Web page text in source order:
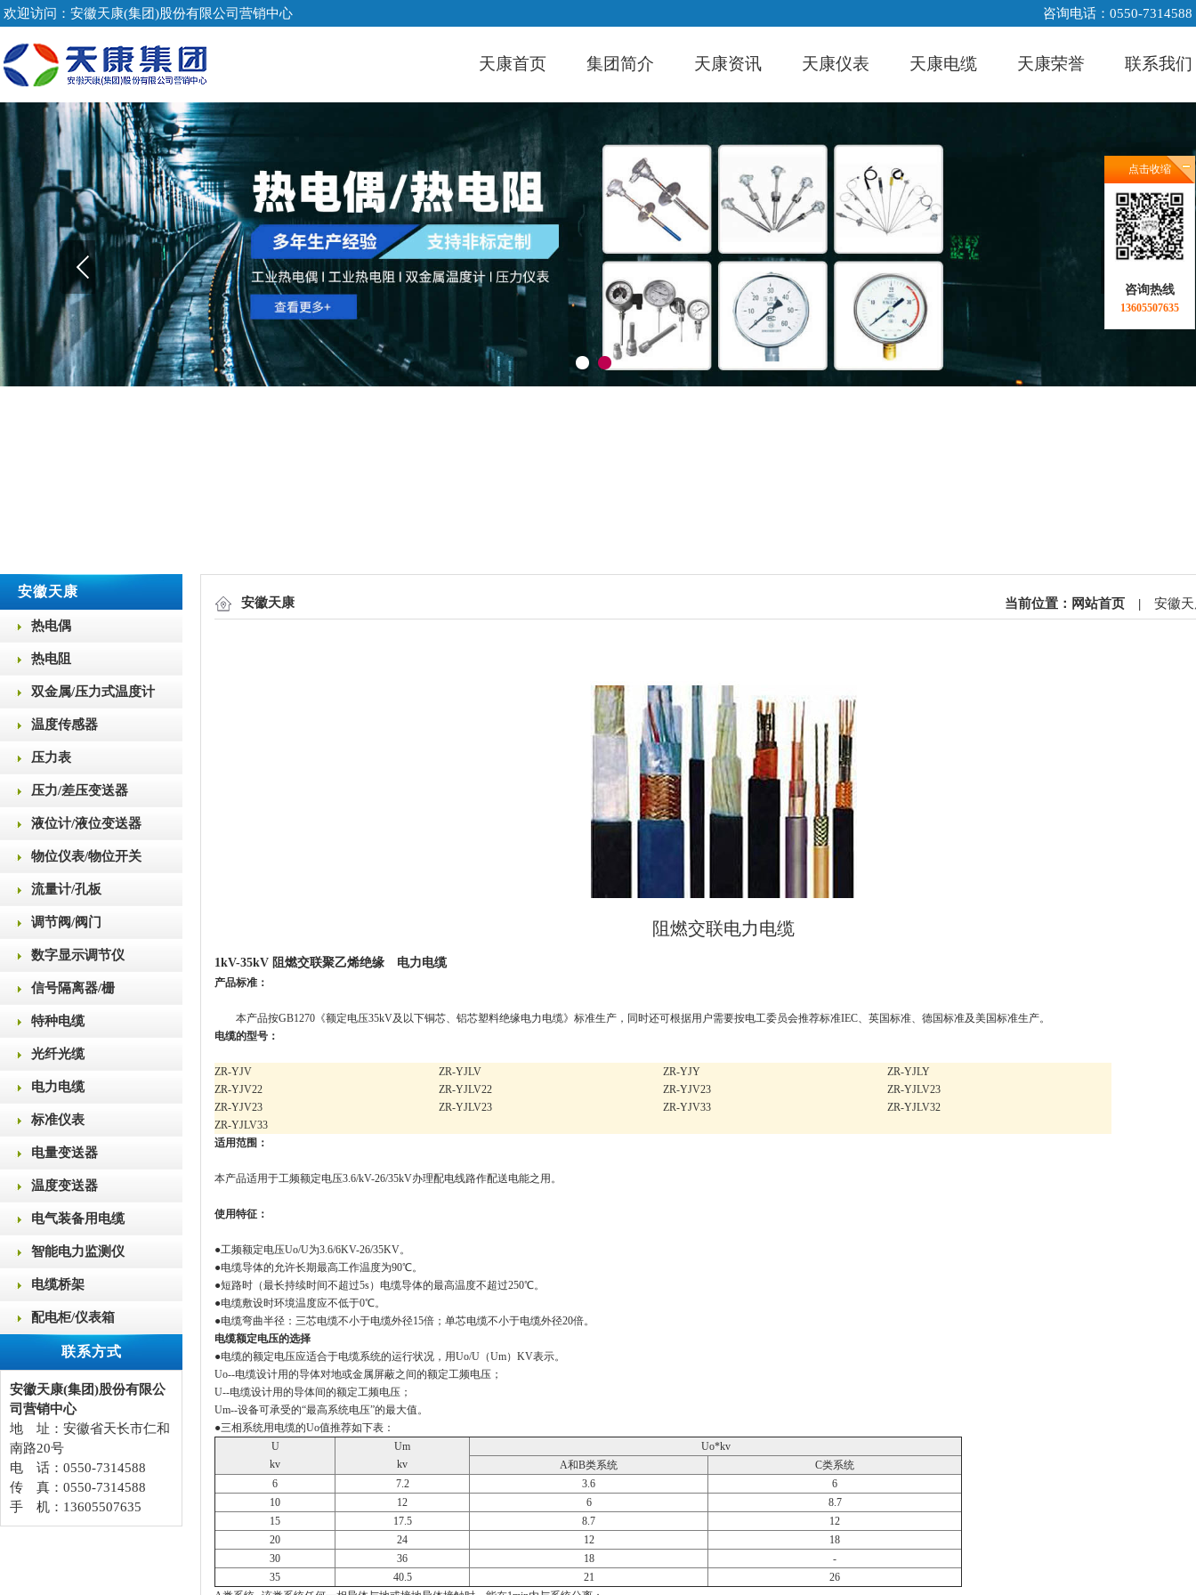
欢迎访问：安徽天康(集团)股份有限公司营销中心 咨询电话：0550-7314588
天康首页 集团简介 天康资讯 天康仪表 天康电缆 天康荣誉 联系我们
安徽天康
热电偶
热电阻
双金属/压力式温度计
温度传感器
压力表
压力/差压变送器
液位计/液位变送器
物位仪表/物位开关
流量计/孔板
调节阀/阀门
数字显示调节仪
信号隔离器/栅
特种电缆
光纤光缆
电力电缆
标准仪表
电量变送器
温度变送器
电气装备用电缆
智能电力监测仪
电缆桥架
配电柜/仪表箱
联系方式
安徽天康(集团)股份有限公
司营销中心
地 址：安徽省天长市仁和
南路20号
电 话：0550-7314588
传 真：0550-7314588
手 机：13605507635
安徽天康 当前位置： 网站首页 | 安徽天
阻燃交联电力电缆
1kV-35kV 阻燃交联聚乙烯绝缘 电力电缆
产品标准：
本产品按GB1270《额定电压35kV及以下铜芯、铝芯塑料绝缘电力电缆》标准生产，同时还可根据用户需要按电工委员会推荐标准IEC、英国标准、德国标准及美国标准生产。
电缆的型号：
ZR-YJV ZR-YJLV ZR-YJY
ZR-YJLY
ZR-YJV22
ZR-YJLV22 ZR-YJV23
ZR-YJLV23
ZR-YJV23
ZR-YJLV23 ZR-YJV33
ZR-YJLV32
ZR-YJLV33
适用范围：
本产品适用于工频额定电压3.6/kV-26/35kV办理配电线路作配送电能之用。
使用特征：
●工频额定电压Uo/U为3.6/6KV-26/35KV。
●电缆导体的允许长期最高工作温度为90℃。
●短路时（最长持续时间不超过5s）电缆导体的最高温度不超过250℃。
●电缆敷设时环境温度应不低于0℃。
●电缆弯曲半径：三芯电缆不小于电缆外径15倍；单芯电缆不小于电缆外径20倍。
电缆额定电压的选择
●电缆的额定电压应适合于电缆系统的运行状况，用Uo/U（Um）KV表示。
Uo--电缆设计用的导体对地或金属屏蔽之间的额定工频电压；
U--电缆设计用的导体间的额定工频电压；
Um--设备可承受的“最高系统电压”的最大值。
●三相系统用电缆的Uo值推荐如下表：
U
kv
Um
kv
Uo*kv
A和B类系统
C类系统
6
7.2 3.6
6
10
12 6
8.7
15
17.5 8.7
12
20
24 12
18
30
36 18
-
35
40.5 21
26
点击收缩
咨询热线
13605507635